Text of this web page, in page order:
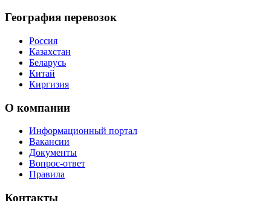
География перевозок
Россия
Казахстан
Беларусь
Китай
Киргизия
О компании
Информационный портал
Вакансии
Документы
Вопрос-ответ
Правила
Контакты